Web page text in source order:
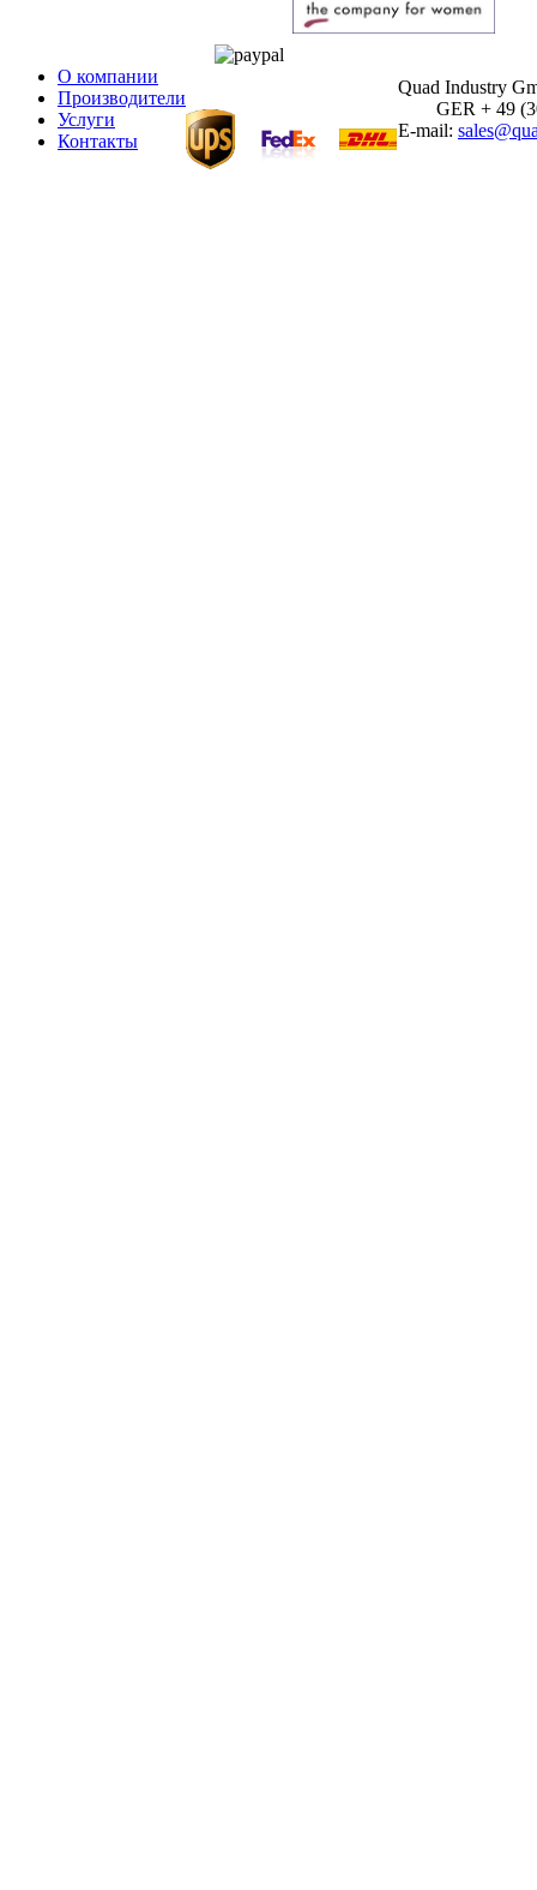
О компании
Производители
Услуги
Контакты
Quad Industry
GER + 49
E-mail: